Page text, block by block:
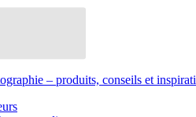
– produits, conseils et